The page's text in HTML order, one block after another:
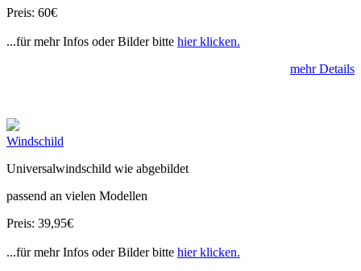
Preis: 60€
...für mehr Infos oder Bilder bitte hier klicken.
mehr Details
Windschild
Universalwindschild wie abgebildet
passend an vielen Modellen
Preis: 39,95€
...für mehr Infos oder Bilder bitte hier klicken.